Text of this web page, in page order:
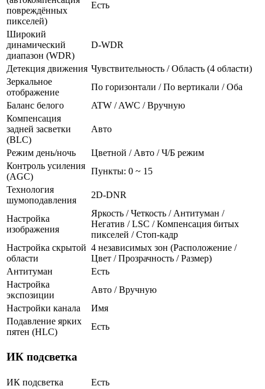
повреждённых
пикселей)
Есть
Широкий
динамический
диапазон (WDR)
D-WDR
Детекция движения Чувствительность / Область (4 области)
Зеркальное
отображение
По горизонтали / По вертикали / Оба
Баланс белого
ATW / AWC / Вручную
Компенсация
задней засветки
(BLC)
Авто
Режим день/ночь
Цветной / Авто / Ч/Б режим
Контроль усиления
(AGC)
Пункты: 0 ~ 15
Технология
шумоподавления
2D-DNR
Настройка
изображения
Яркость / Четкость / Антитуман /
Негатив / LSC / Компенсация битых
пикселей / Стоп-кадр
Настройка скрытой
области
4 независимых зон (Расположение /
Цвет / Прозрачность / Размер)
Антитуман
Есть
Настройка
экспозиции
Авто / Вручную
Настройки канала
Имя
Подавление ярких
пятен (HLC)
Есть
ИК подсветка
ИК подсветка
Есть